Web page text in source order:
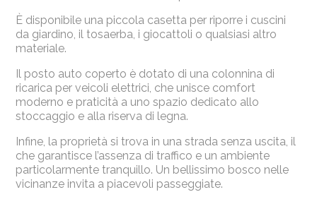
È disponibile una piccola casetta per riporre i cuscini
da giardino, il tosaerba, i giocattoli o qualsiasi altro
materiale.
Il posto auto coperto è dotato di una colonnina di
ricarica per veicoli elettrici, che unisce comfort
moderno e praticità a uno spazio dedicato allo
stoccaggio e alla riserva di legna.
Infine, la proprietà si trova in una strada senza uscita, il
che garantisce l’assenza di traffico e un ambiente
particolarmente tranquillo. Un bellissimo bosco nelle
vicinanze invita a piacevoli passeggiate.